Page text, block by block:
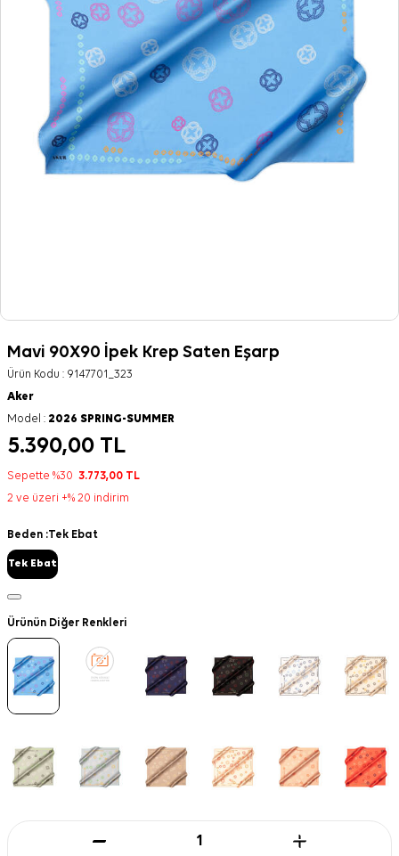
Mavi 90X90 İpek Krep Saten Eşarp
Ürün Kodu : 9147701_323
Aker
Model : 2026 SPRING-SUMMER
5.390,00 TL
Sepette %30 3.773,00 TL
2 ve üzeri +% 20 indirim
Beden :Tek Ebat
Tek Ebat
Ürünün Diğer Renkleri